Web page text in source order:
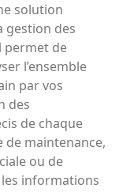
solution
gestion des
permet de
l’ensemble
par vos
des
de chaque
de maintenance,
ou de
informations